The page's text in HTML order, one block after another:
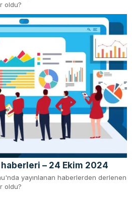
oldu?
– 24 Ekim 2024
yayınlanan haberlerden derlenen
oldu?